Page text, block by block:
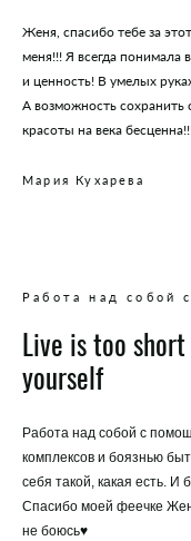
Женя, спасибо тебе за
меня!!! Я всегда понимала
и ценность! В умелых
А возможность сохранить
красоты на века
Мария Кухарева
Работа над собой
Live is too
yourself
Работа над собой с
комплексов и боязнью
себя такой, какая есть. И
Спасибо моей феечке
не боюсь♥️